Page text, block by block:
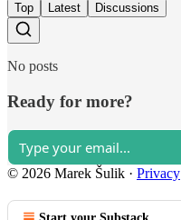
Top Latest Discussions
No posts
Ready for more?
© 2026 Marek Šulik · Privacy